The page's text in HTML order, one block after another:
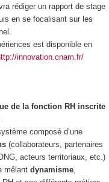
rédiger un rapport de stage
en se focalisant sur les
est disponible en
innovation.cnam.fr/
de la fonction RH inscrite
composé d’une
(collaborateurs, partenaires
acteurs territoriaux, etc.)
mêlant dynamisme,